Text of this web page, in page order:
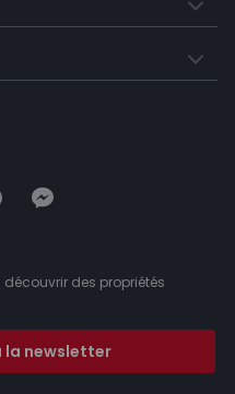
des propriétés
la newsletter